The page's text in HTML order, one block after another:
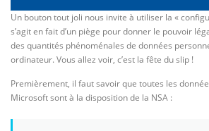
Un bouton tout joli nous invite à utiliser la «
s’agit en fait d’un piège pour donner le pouvoir
des quantités phénoménales de données
ordinateur. Vous allez voir, c’est la fête du slip !
Premièrement, il faut savoir que toutes les
Microsoft sont à la disposition de la NSA :